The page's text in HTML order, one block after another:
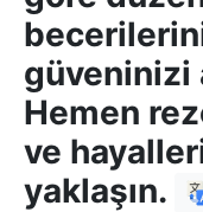
güveninizi
Hemen
ve
yaklaşın.